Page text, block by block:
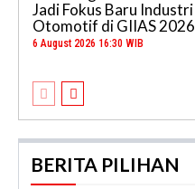
Jadi Fokus Baru Industri
Otomotif di GIIAS 2026
6 August 2026 16:30 WIB
BERITA PILIHAN